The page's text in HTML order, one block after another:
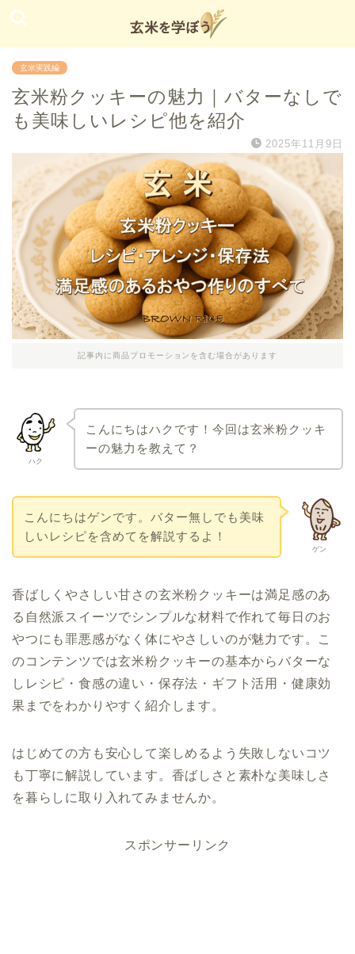
玄米実践編
玄米粉クッキーの魅力｜バターなしで
も美味しいレシピ他を紹介
2025年11月9日
記事内に商品プロモーションを含む場合があります
ハク
こんにちはハクです！今回は玄米粉クッキ
ーの魅力を教えて？
ゲン
こんにちはゲンです。バター無しでも美味
しいレシピを含めてを解説するよ！
香ばしくやさしい甘さの玄米粉クッキーは満足感のあ
る自然派スイーツでシンプルな材料で作れて毎日のお
やつにも罪悪感がなく体にやさしいのが魅力です。こ
のコンテンツでは玄米粉クッキーの基本からバターな
しレシピ・食感の違い・保存法・ギフト活用・健康効
果までをわかりやすく紹介します。
はじめての方も安心して楽しめるよう失敗しないコツ
も丁寧に解説しています。香ばしさと素朴な美味しさ
を暮らしに取り入れてみませんか。
スポンサーリンク